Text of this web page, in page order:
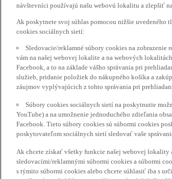
návštevníci používajú našu webovú lokalitu a zlepšiť
Ak poskytnete svoj súhlas pomocou nižšie uvedeného
cookies sociálnych sietí:
Sledovacie/reklamné súbory cookies na
vám na našej webovej lokalite a na webových
Facebook, a to na základe vášho správania pri
služieb, pridanie položiek do nákupného košíka a
záujmov vyplývajúcich z tohto správania pri
Súbory cookies sociálnych sietí na poskytnutie
YouTube) a na umožnenie jednoduchého zdieľania
Facebook. Tieto súbory cookies sú súbormi cookies
poskytovateľom sociálnych sietí sledovať vaše
Ak chcete získať všetky funkcie našej webovej lokality
sledovacími/reklamnými súbormi cookies a súbormi
s týmito súbormi cookies alebo chcete súhlasiť iba s